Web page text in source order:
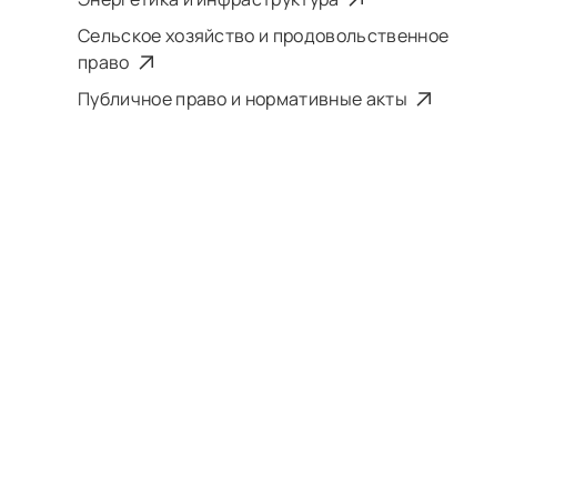
Сельское хозяйство и продовольственное
право
Публичное право и нормативные акты